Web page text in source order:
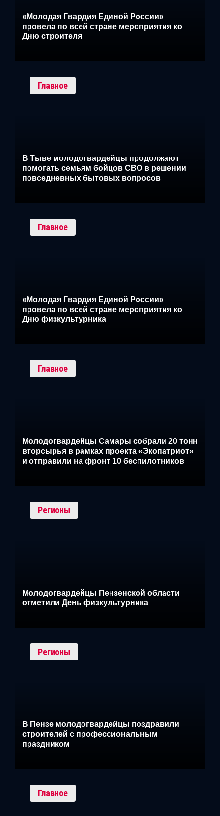
«Молодая Гвардия Единой России»
провела по всей стране мероприятия ко
Дню строителя
Главное
В Тыве молодогвардейцы продолжают
помогать семьям бойцов СВО в решении
повседневных бытовых вопросов
Главное
«Молодая Гвардия Единой России»
провела по всей стране мероприятия ко
Дню физкультурника
Главное
Молодогвардейцы Самары собрали 20 тонн
вторсырья в рамках проекта «Экопатриот»
и отправили на фронт 10 беспилотников
Регионы
Молодогвардейцы Пензенской области
отметили День физкультурника
Регионы
В Пензе молодогвардейцы поздравили
строителей с профессиональным
праздником
Главное